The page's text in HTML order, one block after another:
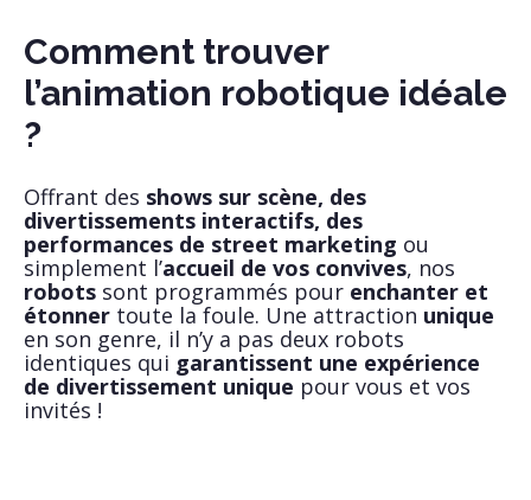
Comment trouver
l’animation robotique idéale
?
Offrant des shows sur scène, des
divertissements interactifs, des
performances de street marketing ou
simplement l’accueil de vos convives, nos
robotssont programmés pour enchanter et
étonnertoute la foule. Une attraction unique
en son genre, il n’y a pas deux robots
identiques qui garantissent une expérience
de divertissement unique pour vous et vos
invités !